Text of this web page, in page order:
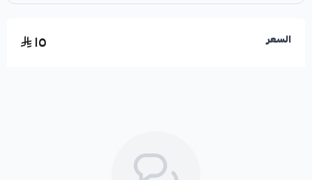
السعر ١٥